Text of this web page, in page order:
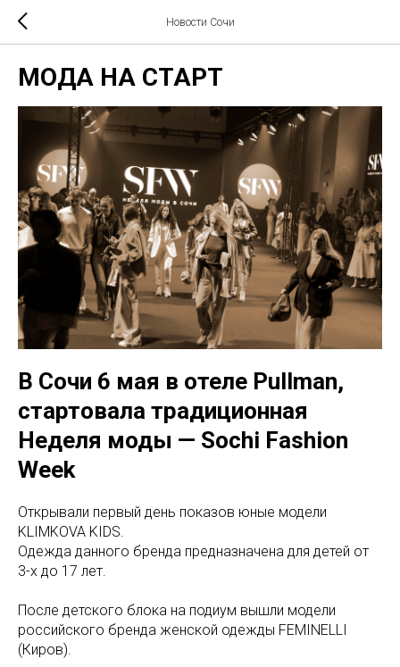
Новости Сочи
МОДА НА СТАРТ
В Сочи 6 мая в отеле Pullman,
стартовала традиционная
Неделя моды — Sochi Fashion
Week
Открывали первый день показов юные модели
KLIMKOVA KIDS.
Одежда данного бренда предназначена для детей от
3-х до 17 лет.
После детского блока на подиум вышли модели
российского бренда женской одежды FEMINELLI
(Киров).